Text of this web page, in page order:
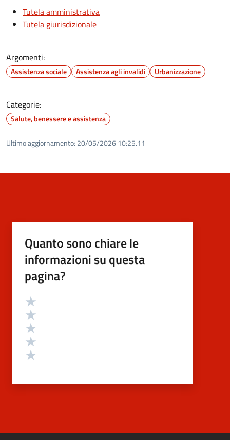
Tutela amministrativa
Tutela giurisdizionale
Argomenti:
Assistenza sociale Assistenza agli invalidi Urbanizzazione
Categorie:
Salute, benessere e assistenza
Ultimo aggiornamento: 20/05/2026 10:25.11
Quanto sono chiare le
informazioni su questa
pagina?
Valutazione